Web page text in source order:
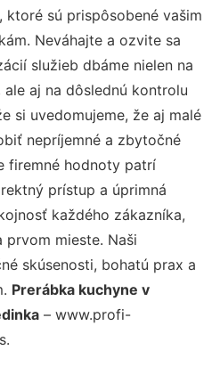
ktoré sú prispôsobené vašim
Neváhajte a ozvite sa
služieb dbáme nielen na
aj na dôslednú kontrolu
si uvedomujeme, že aj malé
nepríjemné a zbytočné
firemné hodnoty patrí
prístup a úprimná
každého zákazníka,
mieste. Naši
skúsenosti, bohatú prax a
Prerábka kuchyne v
– www.profi-